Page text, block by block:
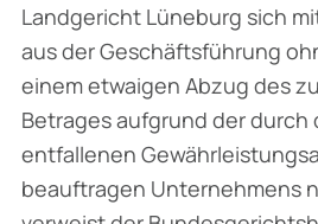
Landgericht Lüneburg sich
aus der Geschäftsführung
einem etwaigen Abzug des
Betrages aufgrund der durch
entfallenen
beauftragen Unternehmens